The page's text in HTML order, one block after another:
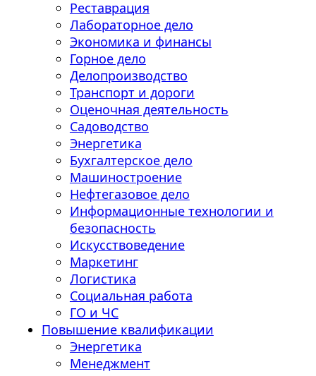
Реставрация
Лабораторное дело
Экономика и финансы
Горное дело
Делопроизводство
Транспорт и дороги
Оценочная деятельность
Садоводство
Энергетика
Бухгалтерское дело
Машиностроение
Нефтегазовое дело
Информационные технологии и
безопасность
Искусствоведение
Маркетинг
Логистика
Социальная работа
ГО и ЧС
Повышение квалификации
Энергетика
Менеджмент